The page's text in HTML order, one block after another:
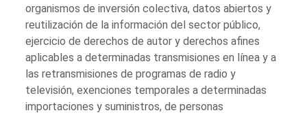
organismos de inversión colectiva, datos abiertos y
reutilización de la información del sector público,
ejercicio de derechos de autor y derechos afines
aplicables a determinadas transmisiones en línea y a
las retransmisiones de programas de radio y
televisión, exenciones temporales a determinadas
importaciones y suministros, de personas